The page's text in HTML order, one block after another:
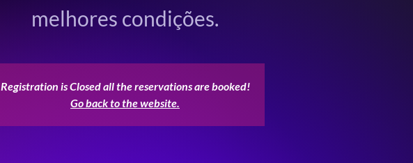
melhores condições.
Registration is Closed all the reservations are booked!
Go back to the website.